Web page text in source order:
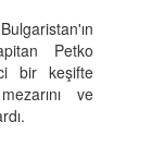
Petko
bir keşifte
ve